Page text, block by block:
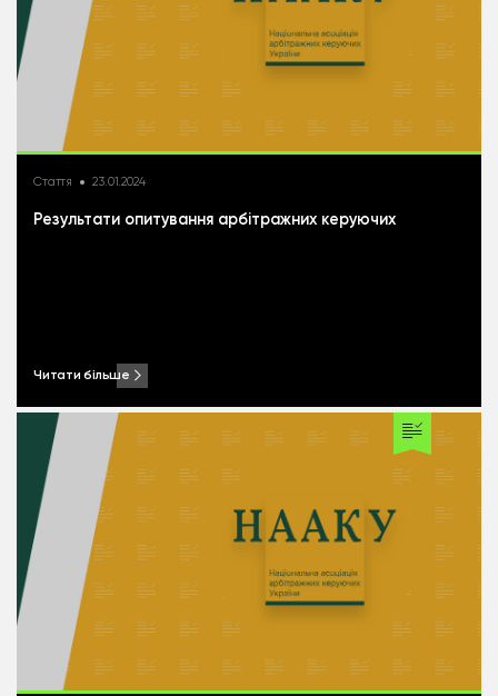
Стаття 23.01.2024
Результати опитування арбітражних керуючих
Читати більше